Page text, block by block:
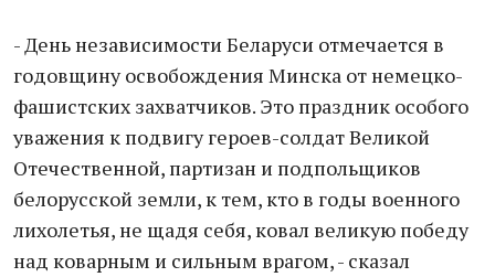
- День независимости Беларуси отмечается в
годовщину освобождения Минска от немецко-
фашистских захватчиков. Это праздник особого
уважения к подвигу героев-солдат Великой
Отечественной, партизан и подпольщиков
белорусской земли, к тем, кто в годы военного
лихолетья, не щадя себя, ковал великую победу
над коварным и сильным врагом, - сказал